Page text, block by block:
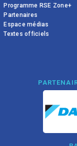
Programme RSE Zone+
Partenaires
Espace médias
Textes officiels